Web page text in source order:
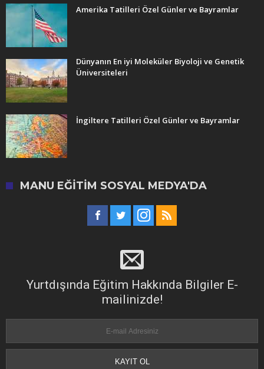
Amerika Tatilleri Özel Günler ve Bayramlar
Dünyanın En iyi Moleküler Biyoloji ve Genetik
Üniversiteleri
İngiltere Tatilleri Özel Günler ve Bayramlar
MANU EĞITIM SOSYAL MEDYA'DA
Yurtdışında Eğitim Hakkında Bilgiler E-
mailinizde!